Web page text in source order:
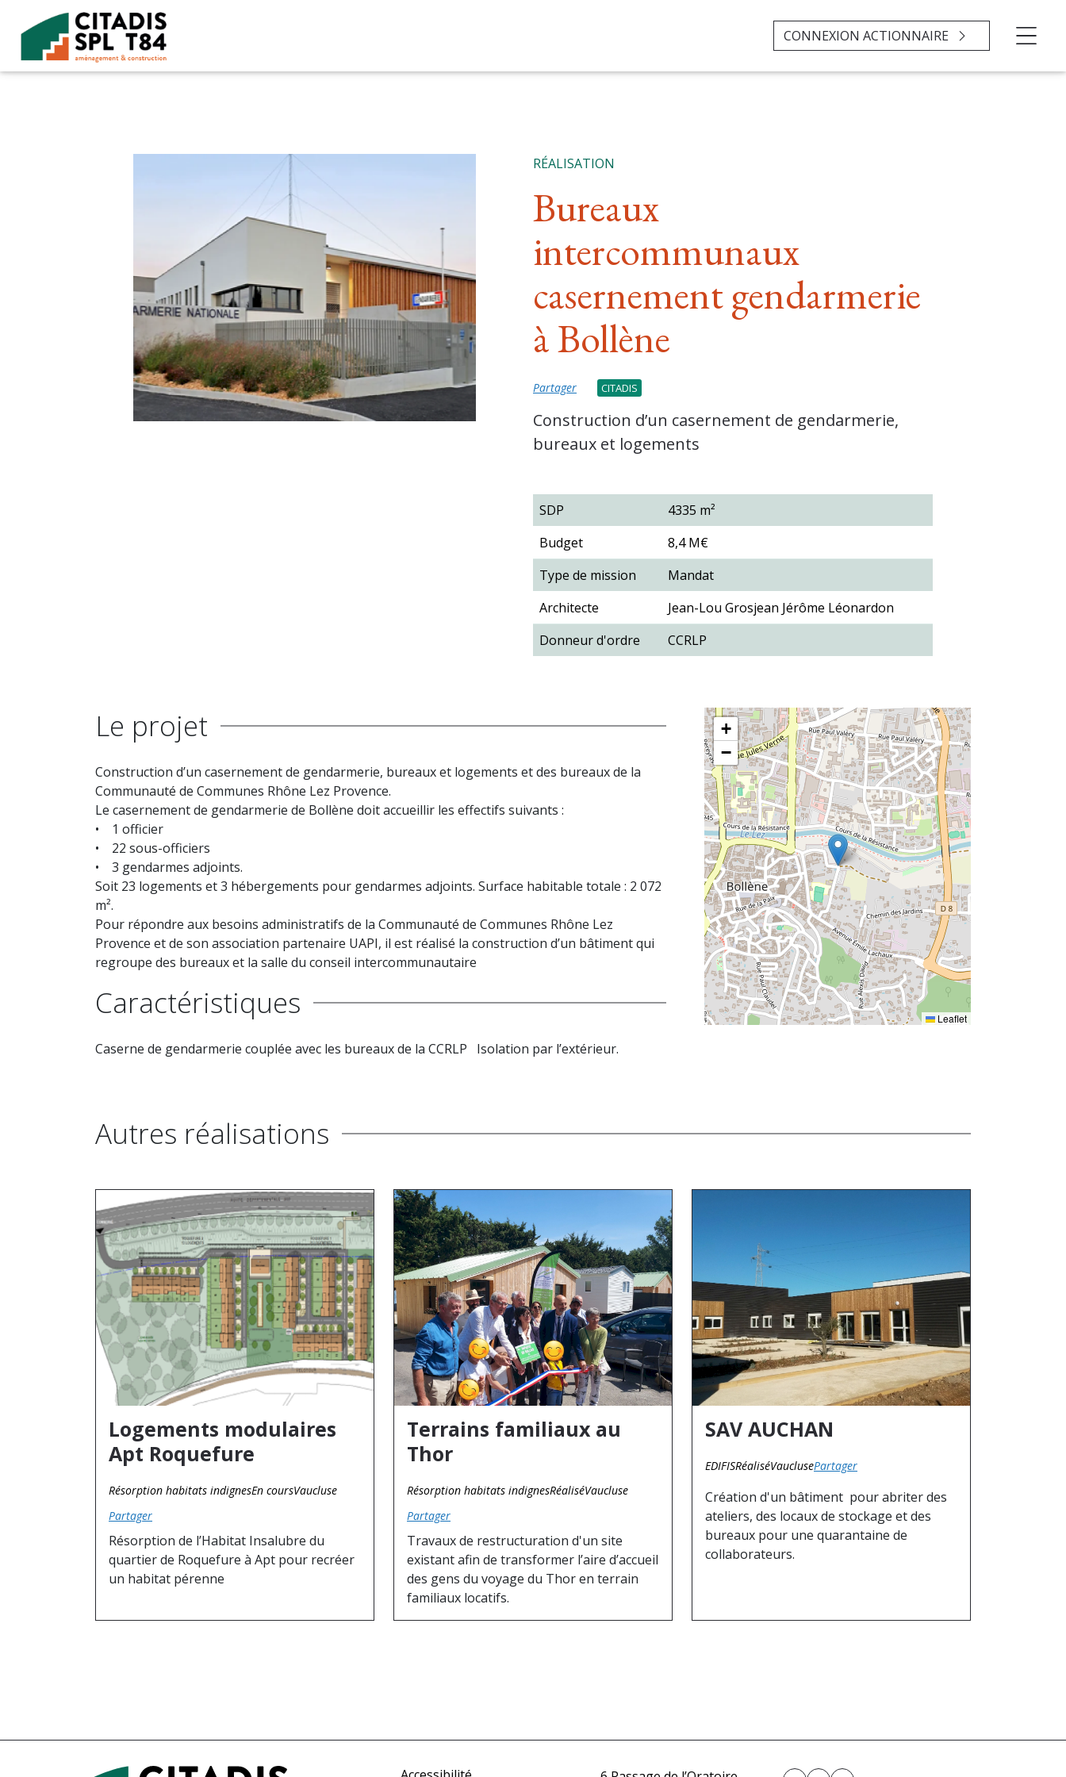
Accéder au contenu
CONNEXION ACTIONNAIRE
RÉALISATION
Bureaux
intercommunaux
casernement gendarmerie
à Bollène
Partager CITADIS
Construction d’un casernement de gendarmerie,
bureaux et logements
SDP
4335 m²
Budget
8,4 M€
Type de mission
Mandat
Architecte
Jean-Lou Grosjean Jérôme Léonardon
Donneur d'ordre
CCRLP
Le projet
Construction d’un casernement de gendarmerie, bureaux et logements et des bureaux de la
Communauté de Communes Rhône Lez Provence.
Le casernement de gendarmerie de Bollène doit accueillir les effectifs suivants :
• 1 officier
• 22 sous-officiers
• 3 gendarmes adjoints.
Soit 23 logements et 3 hébergements pour gendarmes adjoints. Surface habitable totale : 2 072
m².
Pour répondre aux besoins administratifs de la Communauté de Communes Rhône Lez
Provence et de son association partenaire UAPI, il est réalisé la construction d’un bâtiment qui
regroupe des bureaux et la salle du conseil intercommunautaire
Caractéristiques
Caserne de gendarmerie couplée avec les bureaux de la CCRLP Isolation par l’extérieur.
+
−
Leaflet
Autres réalisations
Logements modulaires
Apt Roquefure
Résorption habitats indignesEn coursVaucluse
Partager
Résorption de l’Habitat Insalubre du
quartier de Roquefure à Apt pour recréer
un habitat pérenne
Terrains familiaux au
Thor
Résorption habitats indignesRéaliséVaucluse
Partager
Travaux de restructuration d'un site
existant afin de transformer l’aire d’accueil
des gens du voyage du Thor en terrain
familiaux locatifs.
SAV AUCHAN
EDIFISRéaliséVauclusePartager
Création d'un bâtiment pour abriter des
ateliers, des locaux de stockage et des
bureaux pour une quarantaine de
collaborateurs.